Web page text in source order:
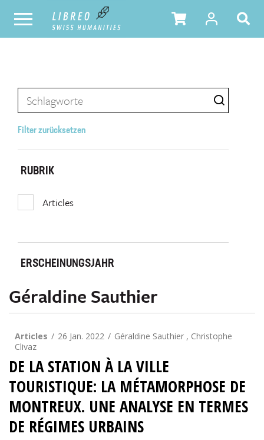
Filter zurücksetzen
RUBRIK
Articles
ERSCHEINUNGSJAHR
Géraldine Sauthier
Articles 26 Jan. 2022
Géraldine Sauthier , Christophe
Clivaz
DE LA STATION À LA VILLE
TOURISTIQUE: LA MÉTAMORPHOSE DE
MONTREUX. UNE ANALYSE EN TERMES
DE RÉGIMES URBAINS